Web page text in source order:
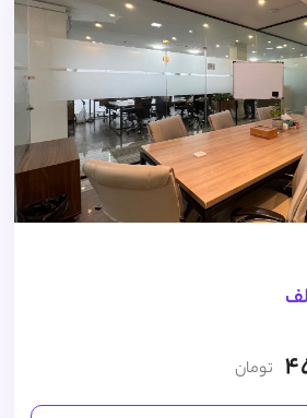
تومان